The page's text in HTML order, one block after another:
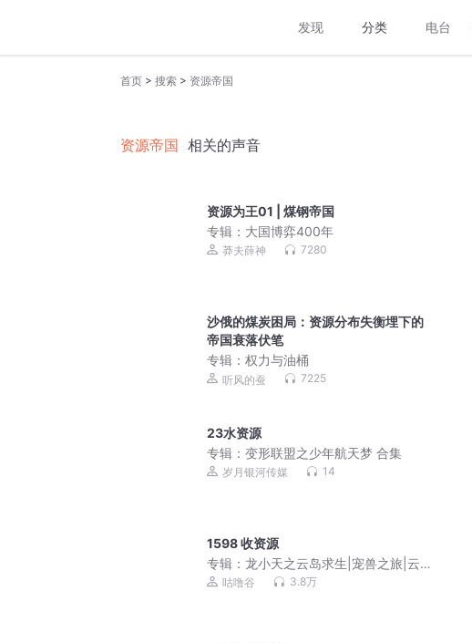
发现 分类 电台
首页 > 搜索 > 资源帝国
资源帝国 相关的声音
资源为王01 | 煤钢帝国
专辑： 大国博弈400年
莽夫薛神 7280
沙俄的煤炭困局：资源分布失衡埋下的
帝国衰落伏笔
专辑： 权力与油桶
听风的蚕 7225
23水资源
专辑： 变形联盟之少年航天梦 合集
岁月银河传媒 14
1598 收资源
专辑： 龙小天之云岛求生|宠兽之旅|云岛
冒险|积极努力
咕噜谷 3.8万